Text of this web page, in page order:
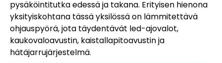
pysäköintitutka edessä ja takana. Erityisen hienona
yksityiskohtana tässä yksilössä on lämmitettävä
ohjauspyörä, jota täydentävät led-ajovalot,
kaukovaloavustin, kaistallapitoavustin ja
hätäjarrujärjestelmä.